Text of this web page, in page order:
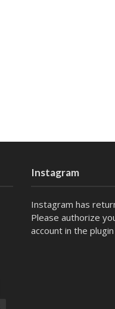
Instagram
Instagram has
Please authorize
account in the